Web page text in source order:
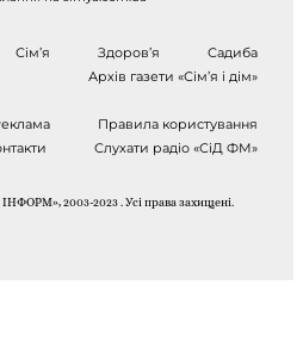
Сім’я Здоров’я
Садиба
Архів газети «Сім’я і дім»
Правила користування
Слухати радіо «СіД ФМ»
2003-2023 . Усі права захищені.